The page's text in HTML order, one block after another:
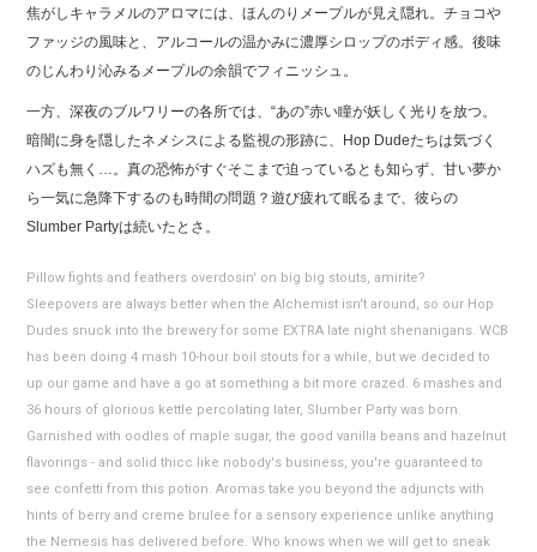
焦がしキャラメルのアロマには、ほんのりメープルが見え隠れ。チョコや
ファッジの風味と、アルコールの温かみに濃厚シロップのボディ感。後味
のじんわり沁みるメープルの余韻でフィニッシュ。
一方、深夜のブルワリーの各所では、“あの”赤い瞳が妖しく光りを放つ。
暗闇に身を隠したネメシスによる監視の形跡に、Hop Dudeたちは気づく
ハズも無く…。真の恐怖がすぐそこまで迫っているとも知らず、甘い夢か
ら一気に急降下するのも時間の問題？遊び疲れて眠るまで、彼らの
Slumber Partyは続いたとさ。
Pillow fights and feathers overdosin' on big big stouts, amirite?
Sleepovers are always better when the Alchemist isn't around, so our Hop
Dudes snuck into the brewery for some EXTRA late night shenanigans. WCB
has been doing 4 mash 10-hour boil stouts for a while, but we decided to
up our game and have a go at something a bit more crazed. 6 mashes and
36 hours of glorious kettle percolating later, Slumber Party was born.
Garnished with oodles of maple sugar, the good vanilla beans and hazelnut
flavorings - and solid thicc like nobody's business, you're guaranteed to
see confetti from this potion. Aromas take you beyond the adjuncts with
hints of berry and creme brulee for a sensory experience unlike anything
the Nemesis has delivered before. Who knows when we will get to sneak